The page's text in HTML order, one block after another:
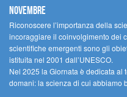
novembre
Riconoscere l’importanza della
incoraggiare il coinvolgimento dei
scientifiche emergenti sono gli
istituita nel 2001 dall’UNESCO.
Nel 2025 la Giornata è dedicata al
domani: la scienza di cui abbiamo